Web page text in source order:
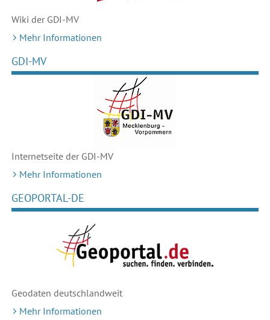
Wiki der GDI-MV
Mehr Informationen
GDI-MV
Internetseite der GDI-MV
Mehr Informationen
GEOPORTAL-DE
Geodaten deutschlandweit
Mehr Informationen